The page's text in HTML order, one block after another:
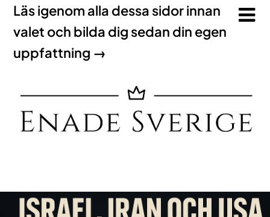
Läs igenom alla dessa sidor innan
valet och bilda dig sedan din egen
uppfattning →